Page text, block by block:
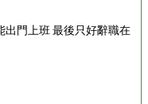
出門上班 最後只好辭職在